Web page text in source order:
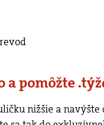
a pomôžte